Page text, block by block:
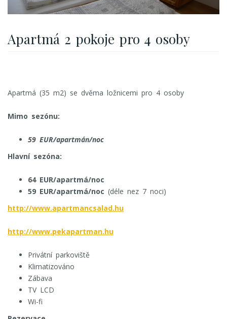
Apartmá 2 pokoje pro 4 osoby
Apartmá (35 m2) se dvěma ložnicemi pro 4 osoby
Mimo sezónu:
59 EUR/apartmán/noc
Hlavní sezóna:
64 EUR/apartmá/noc
59 EUR/apartmá/noc (déle nez 7 noci)
http://www.apartmancsalad.hu
http://www.pekapartman.hu
Privátní parkoviště
Klimatizováno
Zábava
TV LCD
Wi-fi